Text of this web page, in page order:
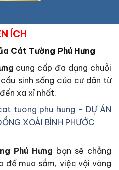
ÍCH
Cát Tường Phú Hưng
cung cấp đa dạng chuỗi
sinh sống của cư dân từ
xa xỉ nhất.
Phú Hưng bạn sẽ chẳng
để mua sắm, việc vội vàng